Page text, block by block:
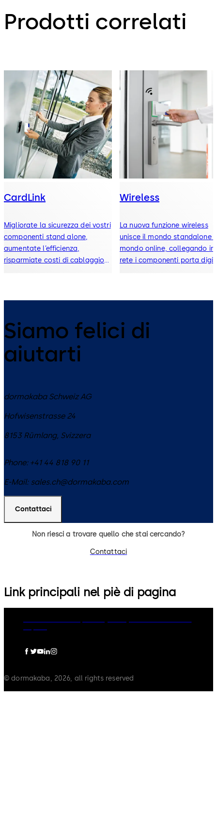
Prodotti correlati
CardLink
Migliorate la sicurezza dei vostri
componenti stand alone,
aumentate l’efficienza,
risparmiate costi di cablaggio
Wireless
La nuova funzione wireless
unisce il mondo standalone
mondo online, collegando in
rete i componenti porta
Siamo felici di
aiutarti
dormakaba Schweiz AG
Hofwisenstrasse 24
8153 Rümlang, Svizzera
Phone: +41 44 818 90 11
E-Mail: sales.ch@dormakaba.com
Contattaci
Non riesci a trovare quello che stai cercando?
Contattaci
Link principali nel piè di pagina
© dormakaba, 2026, all rights reserved